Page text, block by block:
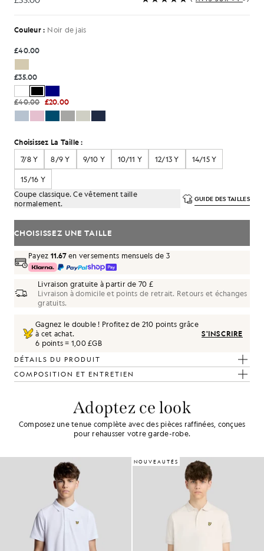
£35.00
Couleur : Noir de jais
£40.00
£35.00
£40.00 £20.00
Choisissez La Taille :
7/8 Y
8/9 Y 9/10 Y 10/11 Y 12/13 Y 14/15 Y
15/16 Y
Coupe classique. Ce vêtement taille
normalement.
GUIDE DES TAILLES
CHOISISSEZ UNE TAILLE
Payez 11.67en versements mensuels de 3
Livraison gratuite à partir de 70 £
Livraison à domicile et points de retrait. Retours et échanges
gratuits.
Gagnez le double ! Profitez de 210 points grâce
à cet achat.
6 points = 1,00 £GB
S'INSCRIRE
DÉTAILS DU PRODUIT
COMPOSITION ET ENTRETIEN
Adoptez ce look
Composez une tenue complète avec des pièces raffinées, conçues
pour rehausser votre garde-robe.
NOUVEAUTÉS